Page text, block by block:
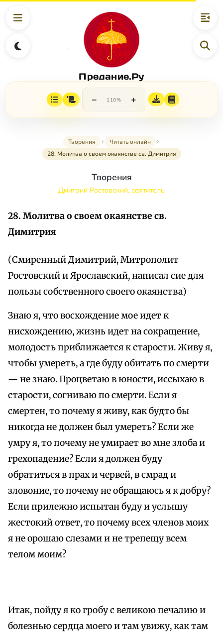
Предание.Ру
− 110% +
Творения
Читать онлайн
28. Молитва о своем окаянстве св. Димитрия
Творения
Дмитрий Ростовский, святитель
28. Молитва о своем окаянстве св.
Димитрия
(Смиренный Димитрий, Митрополит
Ростовский и Ярославский, написал сие для
пользы собственного своего окаянства)
Знаю я, что восхождение мое идет к
нисхождению, жизнь идет на сокращение,
молодость приближается к старости. Живу я,
чтобы умереть, а где буду обитать по смерти
— не знаю. Процветаю в юности, иссыхаю в
старости, согниваю по смерти. Если я
смертен, то почему я живу, как будто бы
никогда не должен был умереть? Если же
умру я, то почему не умирает во мне злоба и
грехопадение? Если я должен буду
обратиться в прах и червей, в смрад и
зловоние, то почему не обращаюсь я к добру?
Если прилежно испытан буду и услышу
жестокий ответ, то почему всех членов моих
я не орошаю слезами и не трепещу всем
телом моим?
Итак, пойду я ко гробу с великою печалию и
болезнью сердца моего и там увижу, как там